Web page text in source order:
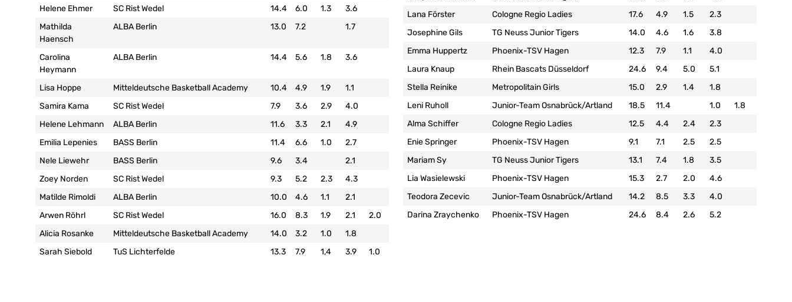
Helene Ehmer
SC Rist Wedel 14.4 6.0 1.3
3.6
Mathilda
Haensch
ALBA Berlin 13.0 7.2 1.7
Carolina
Heymann
ALBA Berlin 14.4 5.6 1.8 3.6
Lisa Hoppe Mitteldeutsche Basketball Academy 10.4 4.9 1.9
1.1
Samira Kama
SC Rist Wedel 7.9 3.6 2.9
4.0
Helene Lehmann
ALBA Berlin 11.6 3.3 2.1
4.9
Emilia Lepenies
BASS Berlin 11.4 6.6 1.0
2.7
Nele Liewehr
BASS Berlin 9.6 3.4
2.1
Zoey Norden
SC Rist Wedel 9.3 5.2 2.3
4.3
Matilde Rimoldi
ALBA Berlin 10.0 4.6 1.1
2.1
Arwen Röhrl
SC Rist Wedel 16.0 8.3 1.9 2.1
2.0
Alicia Rosanke
Mitteldeutsche Basketball Academy 14.0 3.2 1.0
1.8
Sarah Siebold
TuS Lichterfelde 13.3 7.9 1,4 3.9 1.0
Lana Förster
Cologne Regio Ladies 17.6 4.9 1.5
2.3
Josephine Gils
TG Neuss Junior Tigers 14.0 4.6 1.6
3.8
Emma Huppertz
Phoenix-TSV Hagen 12.3 7.9 1.1
4.0
Laura Knaup
Rhein Bascats Düsseldorf 24.6 9.4 5.0
5.1
Stella Reinike
Metropolitain Girls 15.0 2.9 1.4
1.8
Leni Ruholl
Junior-Team Osnabrück/Artland 18.5 11.4 1.0
1.8
Alma Schiffer
Cologne Regio Ladies 12.5 4.4 2.4
2.3
Enie Springer
Phoenix-TSV Hagen 9.1 7.1 2.5
2.5
Mariam Sy
TG Neuss Junior Tigers 13.1 7.4 1.8
3.5
Lia Wasielewski
Phoenix-TSV Hagen 15.3 2.7 2.0
4.6
Teodora Zecevic
Junior-Team Osnabrück/Artland 14.2 8.5 3.3
4.0
Darina Zraychenko
Phoenix-TSV Hagen 24.6 8.4 2.6 5.2